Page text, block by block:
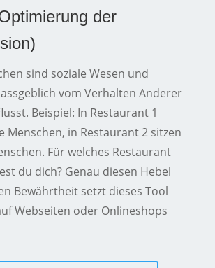
der
sind soziale Wesen und
vom Verhalten Anderer
Beispiel: In Restaurant 1
Menschen, in Restaurant 2 sitzen
Für welches Restaurant
du dich? Genau diesen Hebel
Bewährtheit setzt dieses Tool
Webseiten oder Onlineshops